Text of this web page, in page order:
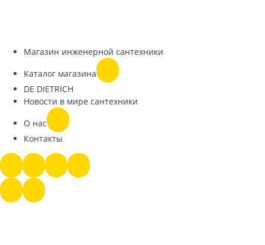
Магазин инженерной сантехники
Каталог магазина
DE DIETRICH
Новости в мире сантехники
О нас
Контакты